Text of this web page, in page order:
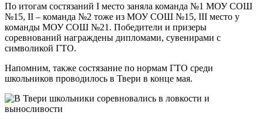
По итогам состязаний I место заняла команда №1 МОУ СОШ
№15, II – команда №2 тоже из МОУ СОШ №15, III место у
команды МОУ СОШ №21. Победители и призеры
соревнований награждены дипломами, сувенирами с
символикой ГТО.
Напомним, также состязание по нормам ГТО среди
школьников проводилось в Твери в конце мая.